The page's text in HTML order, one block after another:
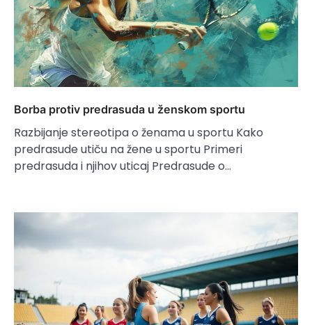
Borba protiv predrasuda u ženskom sportu
Razbijanje stereotipa o ženama u sportu Kako
predrasude utiču na žene u sportu Primeri
predrasuda i njihov uticaj Predrasude o…